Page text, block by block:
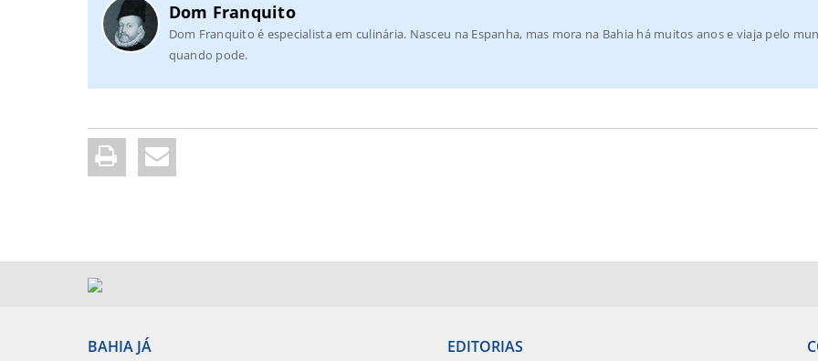
Dom Franquito
Dom Franquito é especialista em culinária. Nasceu na Espanha, mas mora na Bahia há muitos anos e viaja pelo
quando pode.
BAHIA JÁ EDITORIAS